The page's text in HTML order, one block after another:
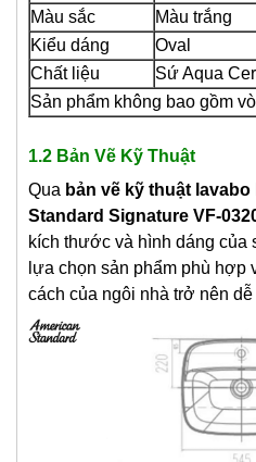
Màu sắc
Màu trắng
Kiểu dáng
Oval
Chất liệu
Sứ Aqua
Sản phẩm không bao gồm
1.2 Bản Vẽ Kỹ Thuật
Qua bản vẽ kỹ thuật lavabo
Standard Signature VF-
kích thước và hình dáng của
lựa chọn sản phẩm phù hợp
cách của ngôi nhà trở nên